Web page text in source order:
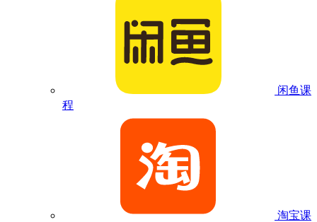
闲鱼课
程
淘宝课